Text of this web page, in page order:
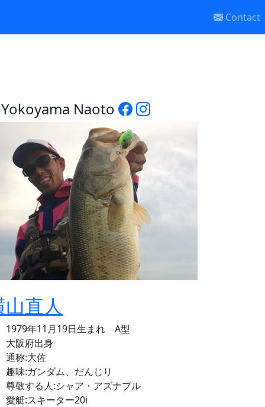
Contact
Yokoyama Naoto
山直人
1979年11月19日生まれ A型
大阪府出身
通称:大佐
趣味:ガンダム、だんじり
尊敬する人:シャア・アズナブル
愛艇:スキーター20i